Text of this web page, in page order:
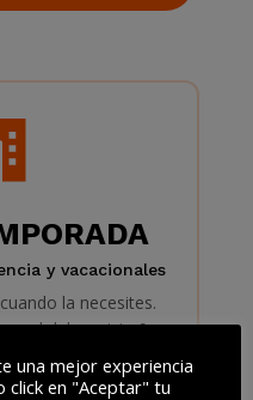
y vacacionales
la necesites.
del servicio 9
una mejor experiencia
click en "Aceptar" tu